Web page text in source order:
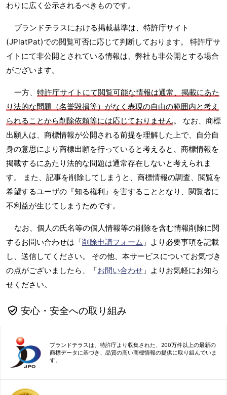
わりに広く公示されるべきものです。
ブランドテラスにおける掲載基準は、特許庁サイト
(JPlatPat)での閲覧可否に応じて判断しております。 特許庁サ
イトにて非公開とされている情報は、弊社も非公開とする場合
がございます。
一方、 特許庁サイトにて閲覧可能な情報は通常、掲載にあた
り法的な問題（名誉毀損等）がなく表現の自由の範囲内と考え
られることから削除依頼等には応じておりません。 なお、商標
出願人は、商標情報が公開される前提を理解した上で、自分自
身の意思により商標出願を行っていると考えると、商標情報を
掲載するにあたり法的な問題は通常存在しないと考えられま
す。 また、記事を削除してしまうと、商標情報の調査、閲覧を
希望するユーザの『知る権利』を害することとなり、閲覧者に
不利益が生じてしまうためです。
なお、個人の氏名等の個人情報等の削除を含む情報削除に関
するお問い合わせは「削除申請フォーム 」より必要事項を記載
し、送信してください。 その他、本サービスについてお気づき
の点がございましたら、「お問い合わせ 」よりお気軽にお知ら
せください。
安心・安全への取り組み
ブランドテラスは、特許庁より収集された、200万件以上の最新の
商標データに基づき、品質の高い商標情報の提供に取り組んでいま
す。